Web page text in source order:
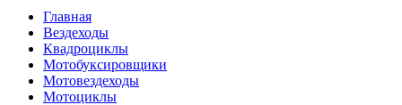
Главная
Вездеходы
Квадроциклы
Мотобуксировщики
Мотовездеходы
Мотоциклы